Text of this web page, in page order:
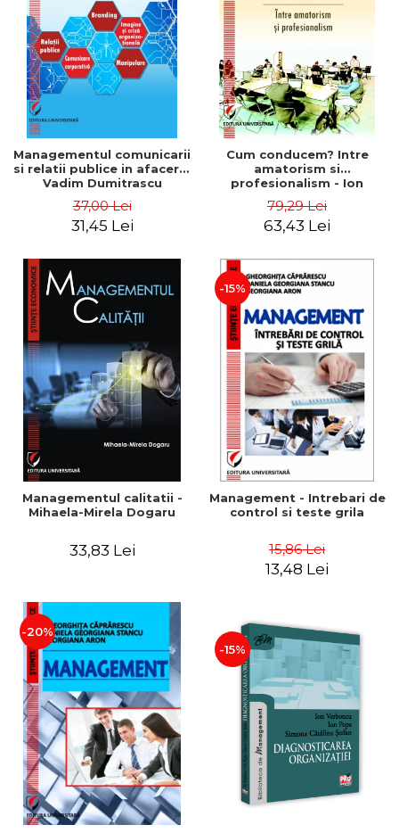
ADMINISTRATIVE
ȘTIINȚE ECONOMICE
ȘTIINȚE EXACTE
EDUCAȚIE FIZICĂ ȘI SPORT
PREUNIVERSITARIA
TIMP LIBER
ÎN CURS DE APARIȚIE
NOUTĂȚI
PACHETE DE STUDIU
PROMOȚIILE LUNII
ULTIMELE EXEMPLARE
Cum Cumpăr
Livrare
Politica de Retur
Formular de Retur
Distribuitori
Managementul comunicarii
si relatii publice in afaceri -
Vadim Dumitrascu
37,00 Lei
31,45 Lei
Cum conducem? Intre
amatorism si
profesionalism - Ion
79,29 Lei
63,43 Lei
Managementul calitatii -
Mihaela-Mirela Dogaru
33,83 Lei
-15%
Management - Intrebari de
control si teste grila
15,86 Lei
13,48 Lei
-20%
-15%